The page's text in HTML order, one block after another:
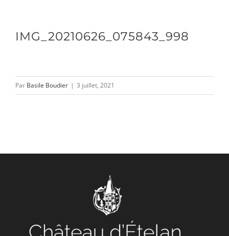
contenu
Toggle
L’ASSOCIATION
CONTACT/ACCÈS
IMG_20210626_075843_998
Par Basile Boudier | 3 juillet, 2021